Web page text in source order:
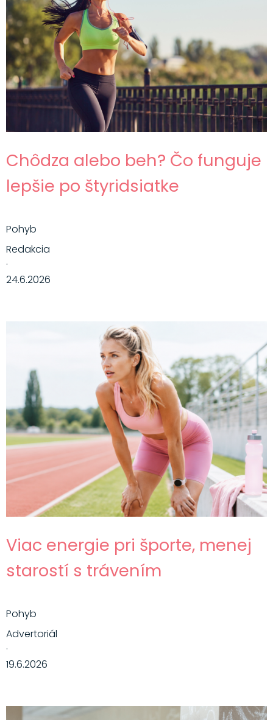
Chôdza alebo beh? Čo funguje
lepšie po štyridsiatke
Pohyb
Redakcia
·
24.6.2026
Viac energie pri športe, menej
starostí s trávením
Pohyb
Advertoriál
·
19.6.2026